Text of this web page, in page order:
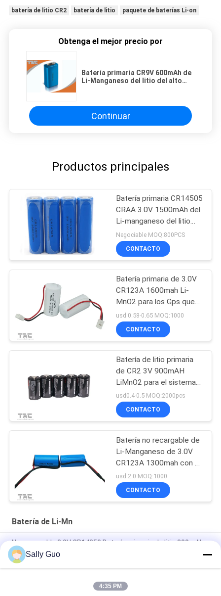
batería de litio CR2 batería de litio paquete de baterías Li-on
Obtenga el mejor precio por
Batería primaria CR9V 600mAh de
Li-Manganeso del litio del alto
Continuar
Productos principales
Batería primaria CR14505
CRAA 3.0V 1500mAh del
Li-manganeso del litio
para los metros para uso
general, armarios de la
puerta
Negociable MOQ:800PCS
CONTACTO
Batería primaria de 3.0V
CR123A 1600mah Li-
MnO2 para los Gps que
siguen Mater eléctrico
usd 0.58-0.65 MOQ:1000
CONTACTO
Batería de litio primaria
de CR2 3V 900mAH
LiMnO2 para el sistema
de seguridad de GPS
usd0.4-0.5 MOQ:2000pcs
CONTACTO
Batería no recargable de
Li-Manganeso de 3.0V
CR123A 1300mah con el
alambre
usd 2.0 MOQ:1000
CONTACTO
Batería de Li-Mn
No recargable 3.0V CR14250 Batería primaria de litio 800mAh
con pestañas Aplicación para el hogar inteligente
Batería del Smart Home 3000mAh 3.0V CR17505 Li-MnO2
Smart Home primario de la célula de batería de litio de la
Sally Guo
4:35 PM